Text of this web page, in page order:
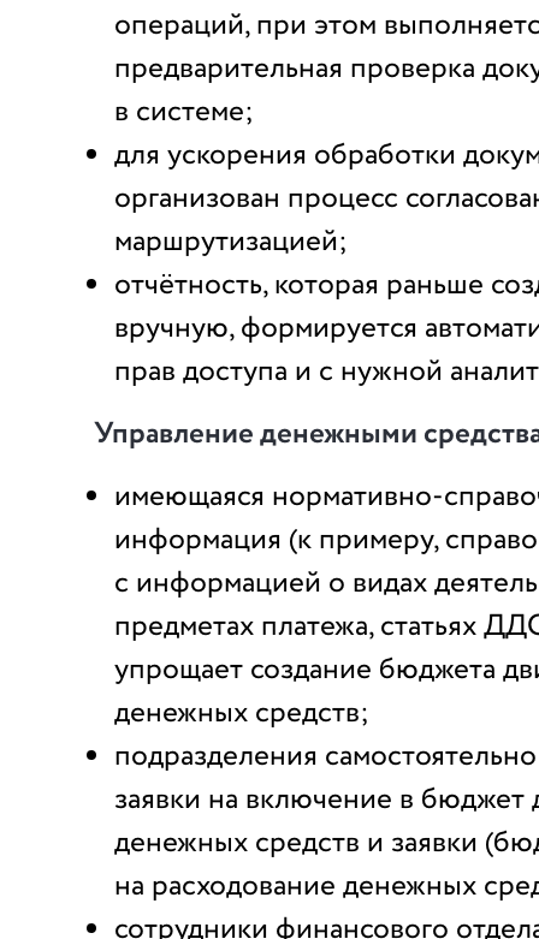
операций, при этом
предварительная проверка
в системе;
для ускорения обработки
организован процесс
маршрутизацией;
отчётность, которая раньше
вручную, формируется
прав доступа и с нужной
Управление денежными
имеющаяся нормативно-
информация (к примеру,
с информацией о видах
предметах платежа, статьях
упрощает создание бюджета
денежных средств;
подразделения
заявки на включение в бюджет
денежных средств и заявки
на расходование денежных
сотрудники финансового